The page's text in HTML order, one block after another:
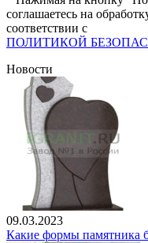
соглашаетесь на
соответствии с
ПОЛИТИКОЙ
Новости
09.03.2023
Какие формы памятника